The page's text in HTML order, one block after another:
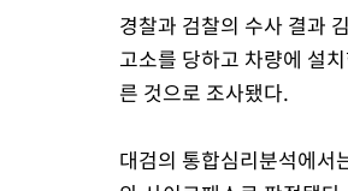
경찰과 검찰의 수사 결과
고소를 당하고 차량에 설
른 것으로 조사됐다.
대검의 통합심리분석에서